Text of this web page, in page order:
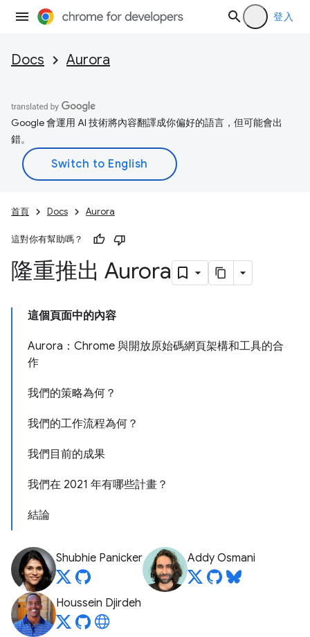
登入
Docs Aurora
Google 會運用 AI 技術將內容翻譯成你偏好的語言，但可能會出
錯。
首頁 Docs Aurora
這對你有幫助嗎？
隆重推出 Aurora
這個頁面中的內容
Aurora：Chrome 與開放原始碼網頁架構和工具的合
作
我們的策略為何？
我們的工作流程為何？
我們目前的成果
我們在 2021 年有哪些計畫？
結論
Shubhie Panicker Addy Osmani
Houssein Djirdeh